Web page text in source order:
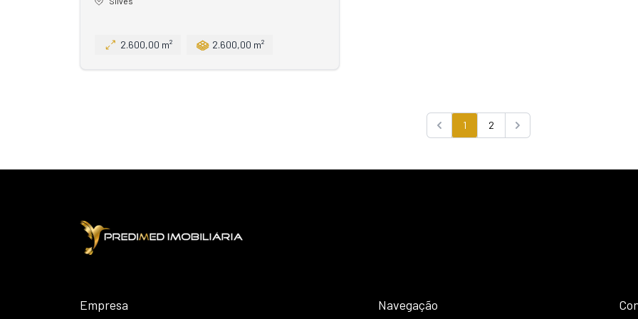
2.600,00 m² 2.600,00 m²
Previous
1 2
Next
Empresa Navegação